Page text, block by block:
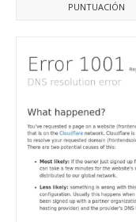
PUNTUACIÓN